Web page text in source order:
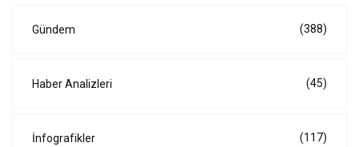
Gündem (388)
Haber Analizleri (45)
İnfografikler (117)